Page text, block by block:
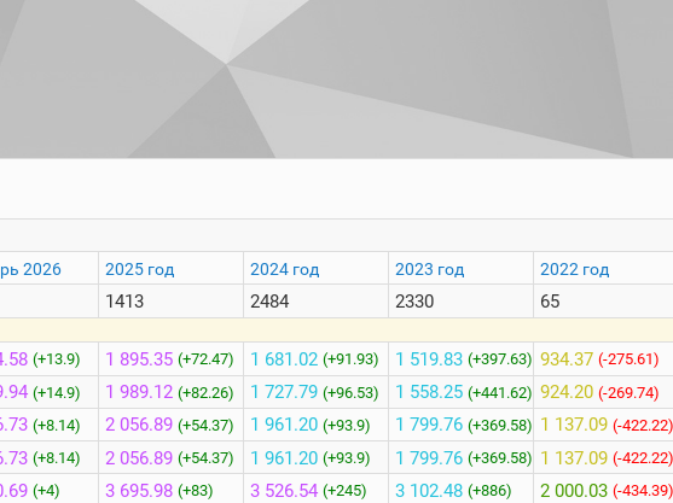
2026
(+13.9)
(+14.9)
(+8.14)
(+8.14)
(+4)
2025 год
1413
1 895.35 (+72.47)
1 989.12 (+82.26)
2 056.89 (+54.37)
2 056.89 (+54.37)
3 695.98 (+83)
2024 год
2484
1 681.02 (+91.93)
1 727.79 (+96.53)
1 961.20 (+93.9)
1 961.20 (+93.9)
3 526.54 (+245)
2023 год
2330
1 519.83 (+397.63)
1 558.25 (+441.62)
1 799.76 (+369.58)
1 799.76 (+369.58)
3 102.48 (+886)
2022 год
65
934.37 (-275.61)
924.20 (-269.74)
1 137.09 (-422.22)
1 137.09 (-422.22)
2 000.03 (-434.39)